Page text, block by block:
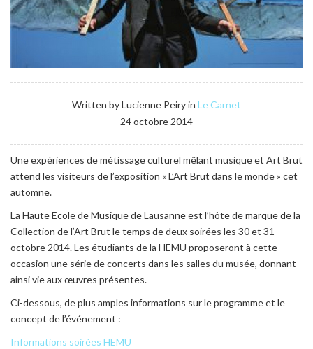
Written by Lucienne Peiry in Le Carnet
24 octobre 2014
Une expériences de métissage culturel mêlant musique et Art Brut
attend les visiteurs de l’exposition « L’Art Brut dans le monde » cet
automne.
La Haute Ecole de Musique de Lausanne est l’hôte de marque de la
Collection de l’Art Brut le temps de deux soirées les 30 et 31
octobre 2014. Les étudiants de la HEMU proposeront à cette
occasion une série de concerts dans les salles du musée, donnant
ainsi vie aux œuvres présentes.
Ci-dessous, de plus amples informations sur le programme et le
concept de l’événement :
Informations soirées HEMU